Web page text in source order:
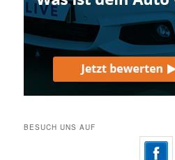
BESUCH UNS AUF